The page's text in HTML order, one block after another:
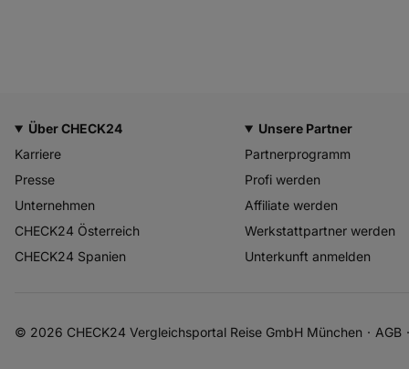
Über CHECK24
Karriere
Presse
Unternehmen
CHECK24 Österreich
CHECK24 Spanien
Unsere Partner
Partnerprogramm
Profi werden
Affiliate werden
Werkstattpartner werden
Unterkunft anmelden
© 2026 CHECK24 Vergleichsportal Reise GmbH München AGB